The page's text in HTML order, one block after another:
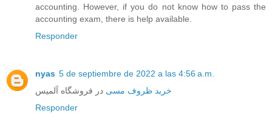
accounting. However, if you do not know how to pass the
accounting exam, there is help available.
Responder
nyas 5 de septiembre de 2022 a las 4:56 a.m.
خرید ظروف مسی در فروشگاه آلمیس
Responder